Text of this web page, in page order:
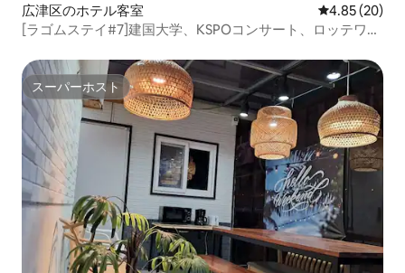
広津区のホテル客室 レビュー20
4.85 (20)
[ラゴムステイ#7]建国大学、KSPOコンサート、ロッテワー
スーパーホスト
スーパーホスト